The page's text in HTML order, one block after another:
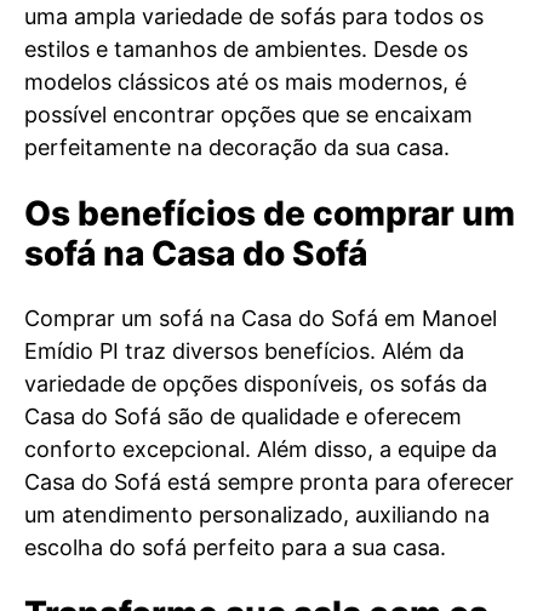
uma ampla variedade de sofás para todos os
estilos e tamanhos de ambientes. Desde os
modelos clássicos até os mais modernos, é
possível encontrar opções que se encaixam
perfeitamente na decoração da sua casa.
Os benefícios de comprar um
sofá na Casa do Sofá
Comprar um sofá na Casa do Sofá em Manoel
Emídio PI traz diversos benefícios. Além da
variedade de opções disponíveis, os sofás da
Casa do Sofá são de qualidade e oferecem
conforto excepcional. Além disso, a equipe da
Casa do Sofá está sempre pronta para oferecer
um atendimento personalizado, auxiliando na
escolha do sofá perfeito para a sua casa.